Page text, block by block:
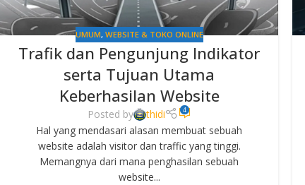
UMUM, WEBSITE & TOKO ONLINE
Trafik dan Pengunjung Indikator
serta Tujuan Utama
Keberhasilan Website
Posted by thidi 4
Hal yang mendasari alasan membuat sebuah
website adalah visitor dan traffic yang tinggi.
Memangnya dari mana penghasilan sebuah
website...